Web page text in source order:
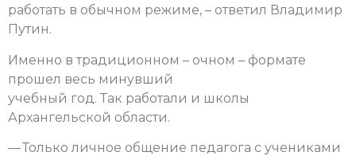
работать в обычном режиме, – ответил Владимир
Путин.
Именно в традиционном – очном – формате
прошел весь минувший
учебный год. Так работали и школы
Архангельской области.
— Только личное общение педагога с учениками